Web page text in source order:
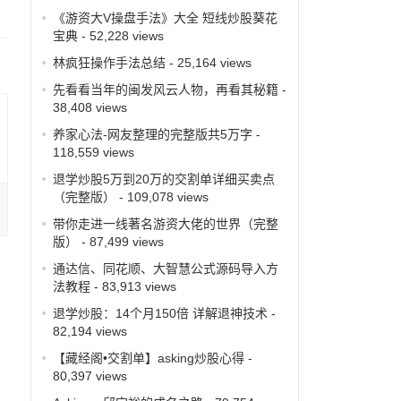
《游资大V操盘手法》大全 短线炒股葵花
宝典- 52,228 views
林疯狂操作手法总结- 25,164 views
先看看当年的闽发风云人物，再看其秘籍-
38,408 views
养家心法-网友整理的完整版共5万字 -
118,559 views
退学炒股5万到20万的交割单详细买卖点
（完整版）
- 109,078 views
带你走进一线著名游资大佬的世界（完整
版）
- 87,499 views
通达信、同花顺、大智慧公式源码导入方
法教程- 83,913 views
退学炒股：14个月150倍 详解退神技术 -
82,194 views
【藏经阁•交割单】asking炒股心得-
80,397 views